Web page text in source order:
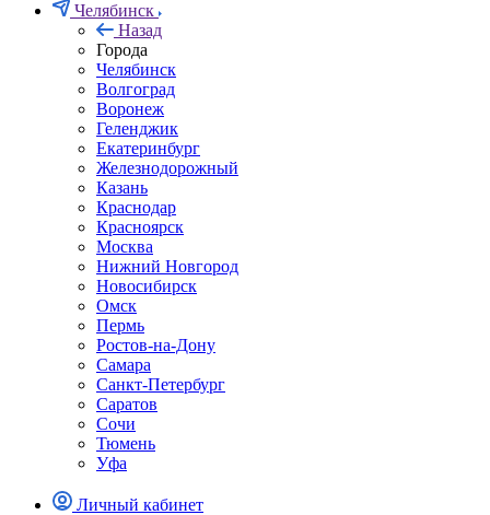
Челябинск
Назад
Города
Челябинск
Волгоград
Воронеж
Геленджик
Екатеринбург
Железнодорожный
Казань
Краснодар
Красноярск
Москва
Нижний Новгород
Новосибирск
Омск
Пермь
Ростов-на-Дону
Самара
Санкт-Петербург
Саратов
Сочи
Тюмень
Уфа
Личный кабинет